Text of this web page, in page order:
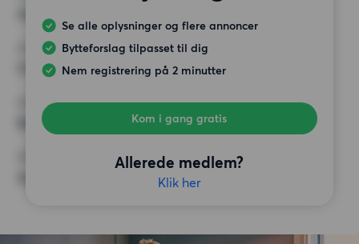
Se alle oplysninger og flere annoncer
Bytteforslag tilpasset til dig
Nem registrering på 2 minutter
Kom i gang gratis
Allerede medlem?
Klik her
MAX HUSLEJE
9 000 kr.
Balkon/Altan
ØVRIGE PRÆFERENCER
Ingen særlige præferencer